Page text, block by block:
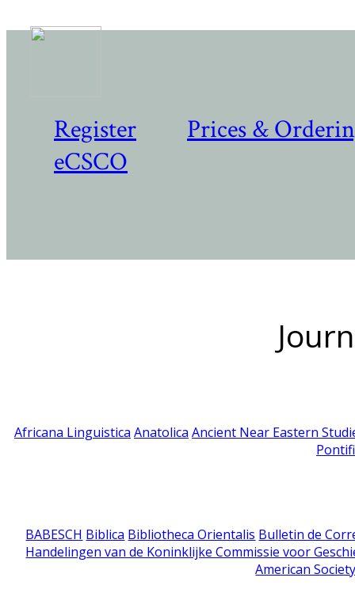
Register
Prices &
eCSCO
Africana Linguistica Anatolica Ancient Near Eastern
BABESCH Biblica Bibliotheca Orientalis Bulletin de
Handelingen van de Koninklijke Commissie voor
American